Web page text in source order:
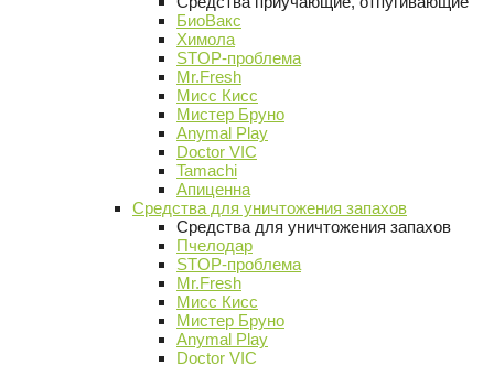
БиоВакс
Химола
STOP-проблема
Mr.Fresh
Мисс Кисс
Мистер Бруно
Anymal Play
Doctor VIC
Tamachi
Апиценна
Средства для уничтожения запахов
Средства для уничтожения запахов
Пчелодар
STOP-проблема
Mr.Fresh
Мисс Кисс
Мистер Бруно
Anymal Play
Doctor VIC